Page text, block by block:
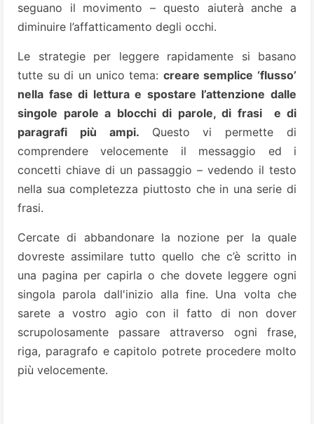
seguano il movimento – questo aiuterà anche a
diminuire l’affatticamento degli occhi.
Le strategie per leggere rapidamente si basano
tutte su di un unico tema: creare semplice ‘flusso’
nella fase di lettura e spostare l’attenzione dalle
singole parole a blocchi di parole, di frasi e di
paragrafi più ampi. Questo vi permette di
comprendere velocemente il messaggio ed i
concetti chiave di un passaggio – vedendo il testo
nella sua completezza piuttosto che in una serie di
frasi.
Cercate di abbandonare la nozione per la quale
dovreste assimilare tutto quello che c’è scritto in
una pagina per capirla o che dovete leggere ogni
singola parola dall'inizio alla fine. Una volta che
sarete a vostro agio con il fatto di non dover
scrupolosamente passare attraverso ogni frase,
riga, paragrafo e capitolo potrete procedere molto
più velocemente.